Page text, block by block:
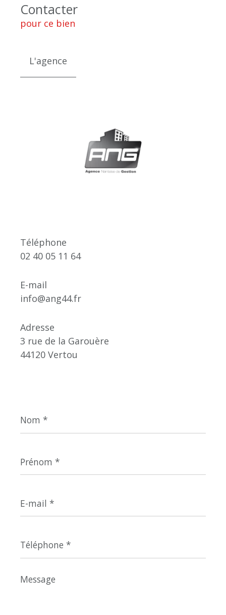
Contacter
pour ce bien
L'agence
Téléphone
02 40 05 11 64
E-mail
info@ang44.fr
Adresse
3 rue de la Garouère
44120 Vertou
*
*
mail
*
*
Message
*